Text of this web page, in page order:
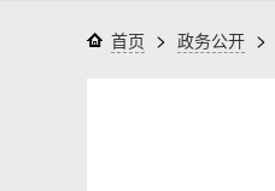
首页 > 政务公开 >